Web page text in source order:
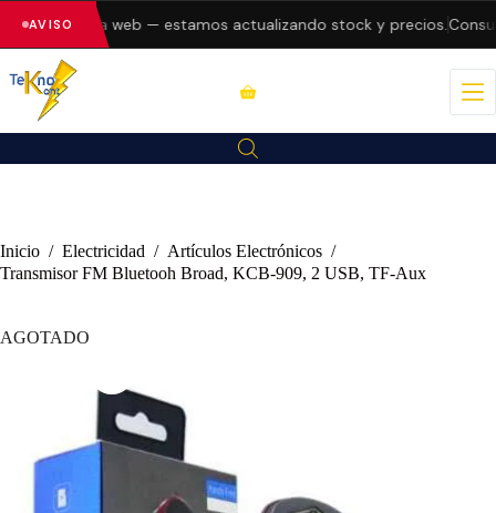
AVISO
errores en la web — estamos actualizando stock y precios.
Inicio / Electricidad / Artículos Electrónicos /
Transmisor FM Bluetooh Broad, KCB-909, 2 USB, TF-Aux
AGOTADO